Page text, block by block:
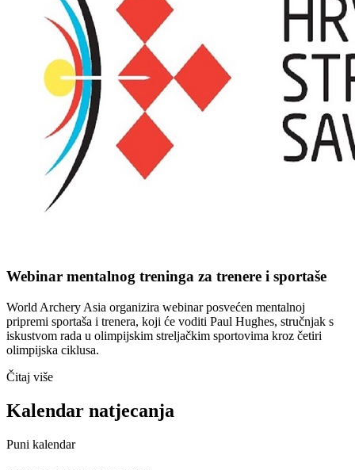
Webinar mentalnog treninga za trenere i sportaše
World Archery Asia organizira webinar posvećen mentalnoj
pripremi sportaša i trenera, koji će voditi Paul Hughes, stručnjak s
iskustvom rada u olimpijskim streljačkim sportovima kroz četiri
olimpijska ciklusa.
Čitaj više
Kalendar natjecanja
Puni kalendar